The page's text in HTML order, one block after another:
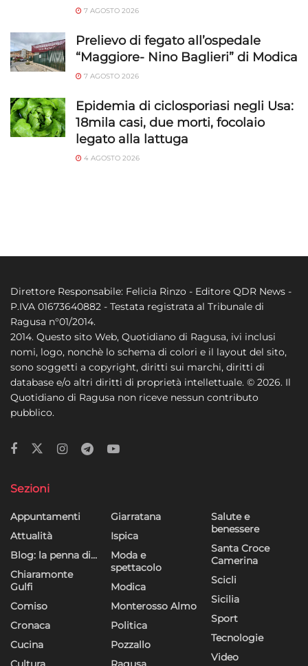
7 AGOSTO 2026
Prelievo di fegato all’ospedale
“Maggiore- Nino Baglieri” di Modica
7 AGOSTO 2026
Epidemia di ciclosporiasi negli Usa:
18mila casi, due morti, focolaio
legato alla lattuga
4 AGOSTO 2026
Direttore Responsabile: Felicia Rinzo - Editore QDR News -
P.IVA 01673640882 - Testata registrata al Tribunale di
Ragusa n°01/2014.
2014. Questo sito Web, Quotidiano di Ragusa, ivi inclusi
nomi, logo, nonchè lo schema di colori e il layout del sito,
sono soggetti a copyright, diritti sui marchi, diritti di
database e/o altri diritti di proprietà intellettuale. © 2026. Il
Quotidiano di Ragusa non riceve nessun contributo
pubblico.
Sezioni
Appuntamenti
Attualità
Blog: la penna di…
Chiaramonte
Gulfi
Comiso
Cronaca
Cucina
Giarratana
Ispica
Moda e
spettacolo
Modica
Monterosso Almo
Politica
Pozzallo
Salute e
benessere
Santa Croce
Camerina
Scicli
Sicilia
Sport
Tecnologie
Video